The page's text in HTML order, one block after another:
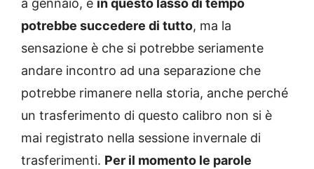
a gennaio, e in questo lasso di tempo
potrebbe succedere di tutto, ma la
sensazione è che si potrebbe seriamente
andare incontro ad una separazione che
potrebbe rimanere nella storia, anche perché
un trasferimento di questo calibro non si è
mai registrato nella sessione invernale di
trasferimenti. Per il momento le parole